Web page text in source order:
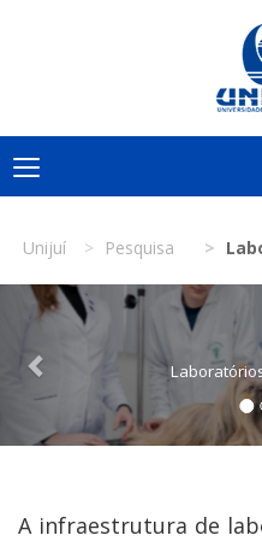
Unijuí Pesquisa
Previous
A infraestrutura de